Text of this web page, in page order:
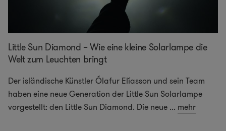
Little Sun Diamond – Wie eine kleine Solarlampe die
Welt zum Leuchten bringt
Der isländische Künstler Ólafur Elíasson und sein Team
haben eine neue Generation der Little Sun Solarlampe
vorgestellt: den Little Sun Diamond. Die neue ... mehr